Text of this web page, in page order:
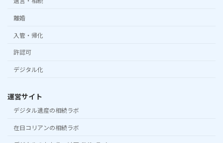
離婚
入管・帰化
許認可
デジタル化
運営サイト
デジタル遺産の相続ラボ
在日コリアンの相続ラボ